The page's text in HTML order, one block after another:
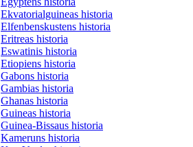
Ekvatorialguineas historia
Elfenbenskustens historia
Eritreas historia
Eswatinis historia
Etiopiens historia
Gabons historia
Gambias historia
Ghanas historia
Guineas historia
Guinea-Bissaus historia
Kameruns historia